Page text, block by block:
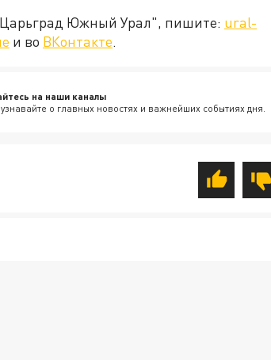
Южный Урал", пишите: ural-
и во ВКонтакте.
на наши каналы
о главных новостях и важнейших событиях дня.